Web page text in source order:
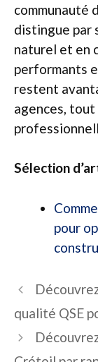
communauté
distingue par
naturel et en
performants
restent
agences,
Sélection
pour
qualité QSE